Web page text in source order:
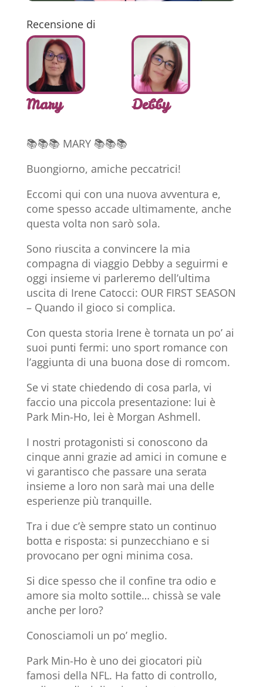
Recensione di
Mary Debby
📚📚📚 MARY 📚📚📚
Buongiorno, amiche peccatrici!
Eccomi qui con una nuova avventura e,
come spesso accade ultimamente, anche
questa volta non sarò sola.
Sono riuscita a convincere la mia
compagna di viaggio Debby a seguirmi e
oggi insieme vi parleremo dell’ultima
uscita di Irene Catocci: OUR FIRST SEASON
– Quando il gioco si complica.
Con questa storia Irene è tornata un po’ ai
suoi punti fermi: uno sport romance con
l’aggiunta di una buona dose di romcom.
Se vi state chiedendo di cosa parla, vi
faccio una piccola presentazione: lui è
Park Min-Ho, lei è Morgan Ashmell.
I nostri protagonisti si conoscono da
cinque anni grazie ad amici in comune e
vi garantisco che passare una serata
insieme a loro non sarà mai una delle
esperienze più tranquille.
Tra i due c’è sempre stato un continuo
botta e risposta: si punzecchiano e si
provocano per ogni minima cosa.
Si dice spesso che il confine tra odio e
amore sia molto sottile… chissà se vale
anche per loro?
Conosciamoli un po’ meglio.
Park Min-Ho è uno dei giocatori più
famosi della NFL. Ha fatto di controllo,